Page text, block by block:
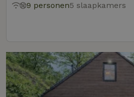
9 personen5 slaapkamers